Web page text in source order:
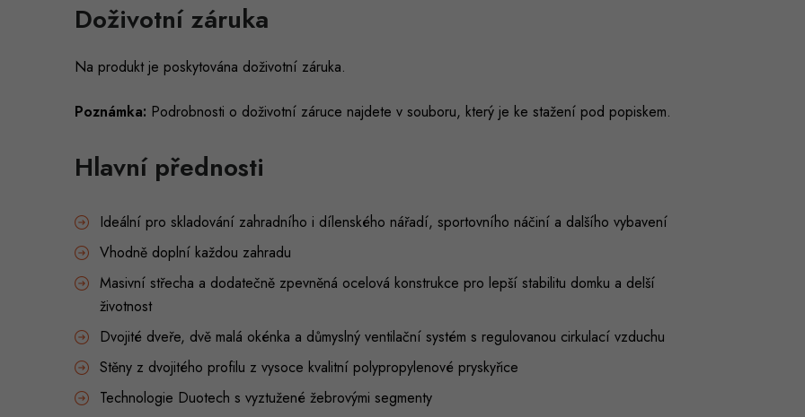
Doživotní záruka
Na produkt je poskytována doživotní záruka.
Poznámka: Podrobnosti o doživotní záruce najdete v souboru, který je ke stažení pod popiskem.
Hlavní přednosti
Ideální pro skladování zahradního i dílenského nářadí, sportovního náčiní a dalšího vybavení
Vhodně doplní každou zahradu
Masivní střecha a dodatečně zpevněná ocelová konstrukce pro lepší stabilitu domku a delší
životnost
Dvojité dveře, dvě malá okénka a důmyslný ventilační systém s regulovanou cirkulací vzduchu
Stěny z dvojitého profilu z vysoce kvalitní polypropylenové pryskyřice
Technologie Duotech s vyztužené žebrovými segmenty